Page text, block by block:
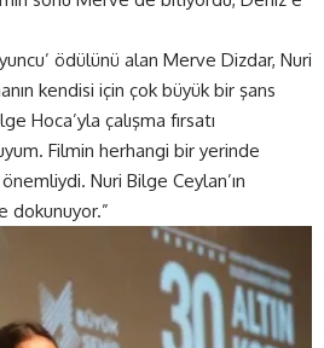
ödülünü alan Merve Dizdar, Nuri
kendisi için çok büyük bir şans
Hoca’yla çalışma fırsatı
Filmin herhangi bir yerinde
Nuri Bilge Ceylan’ın
dokunuyor.”